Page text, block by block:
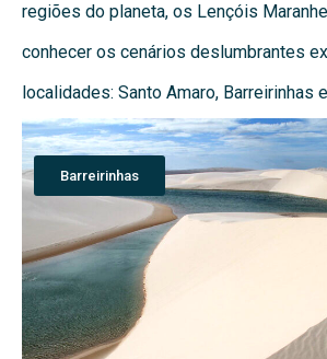
regiões do planeta, os Lençóis
conhecer os cenários deslumbrantes
localidades: Santo Amaro, Barreirinhas
Barreirinhas